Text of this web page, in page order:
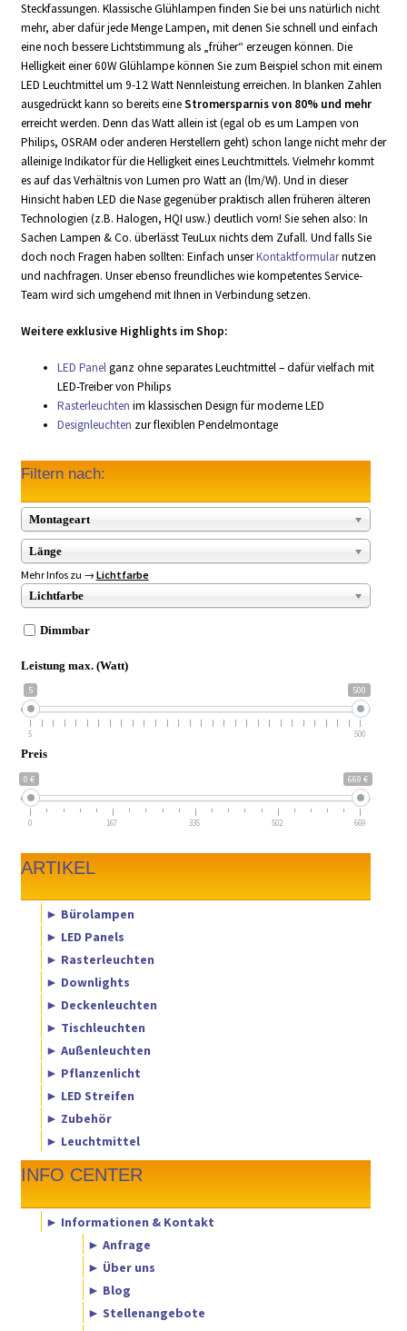
Steckfassungen. Klassische Glühlampen finden Sie bei uns natürlich nicht
mehr, aber dafür jede Menge Lampen, mit denen Sie schnell und einfach
eine noch bessere Lichtstimmung als „früher“ erzeugen können. Die
Helligkeit einer 60W Glühlampe können Sie zum Beispiel schon mit einem
LED Leuchtmittel um 9-12 Watt Nennleistung erreichen. In blanken Zahlen
ausgedrückt kann so bereits eineStromersparnis von 80% und mehr
erreicht werden. Denn das Watt allein ist (egal ob es um Lampen von
Philips, OSRAM oder anderen Herstellern geht) schon lange nicht mehr der
alleinige Indikator für die Helligkeit eines Leuchtmittels. Vielmehr kommt
es auf das Verhältnis von Lumen pro Watt an (lm/W). Und in dieser
Hinsicht haben LED die Nase gegenüber praktisch allen früheren älteren
Technologien (z.B. Halogen, HQI usw.) deutlich vorn! Sie sehen also: In
Sachen Lampen & Co. überlässt TeuLux nichts dem Zufall. Und falls Sie
doch noch Fragen haben sollten: Einfach unserKontaktformularnutzen
und nachfragen. Unser ebenso freundliches wie kompetentes Service-
Team wird sich umgehend mit Ihnen in Verbindung setzen.
Weitere exklusive Highlights im Shop:
LED Panelganz ohne separates Leuchtmittel – dafür vielfach mit
LED-Treiber von Philips
Rasterleuchten im klassischen Design für moderne LED
Designleuchten zur flexiblen Pendelmontage
Filtern nach:
Montageart
Länge
Mehr Infos zu → Lichtfarbe
Lichtfarbe
Dimmbar
Leistung max. (Watt)
5 500
5 500
Preis
0 € 669 €
0 167 335 502 669
ARTIKEL
► Bürolampen
► LED Panels
► Rasterleuchten
► Downlights
► Deckenleuchten
► Tischleuchten
► Außenleuchten
► Pflanzenlicht
► LED Streifen
► Zubehör
► Leuchtmittel
INFO CENTER
► Informationen & Kontakt
► Anfrage
► Über uns
► Blog
► Stellenangebote